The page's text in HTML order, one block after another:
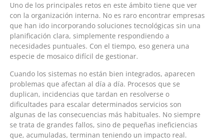
Uno de los principales retos en este ámbito tiene que ver
con la organización interna. No es raro encontrar empresas
que han ido incorporando soluciones tecnológicas sin una
planificación clara, simplemente respondiendo a
necesidades puntuales. Con el tiempo, eso genera una
especie de mosaico difícil de gestionar.
Cuando los sistemas no están bien integrados, aparecen
problemas que afectan al día a día. Procesos que se
duplican, incidencias que tardan en resolverse o
dificultades para escalar determinados servicios son
algunas de las consecuencias más habituales. No siempre
se trata de grandes fallos, sino de pequeñas ineficiencias
que, acumuladas, terminan teniendo un impacto real.